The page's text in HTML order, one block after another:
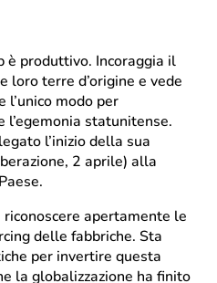
è produttivo. Incoraggia il
loro terre d’origine e vede
l’unico modo per
statunitense.
l’inizio della sua
2 aprile) alla
apertamente le
delle fabbriche. Sta
per invertire questa
la globalizzazione ha finito